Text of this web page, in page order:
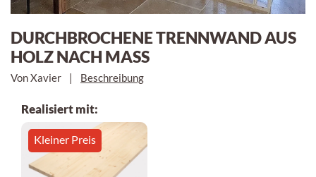
DURCHBROCHENE TRENNWAND AUS
HOLZ NACH MASS
Von Xavier | Beschreibung
Realisiert mit:
Kleiner Preis